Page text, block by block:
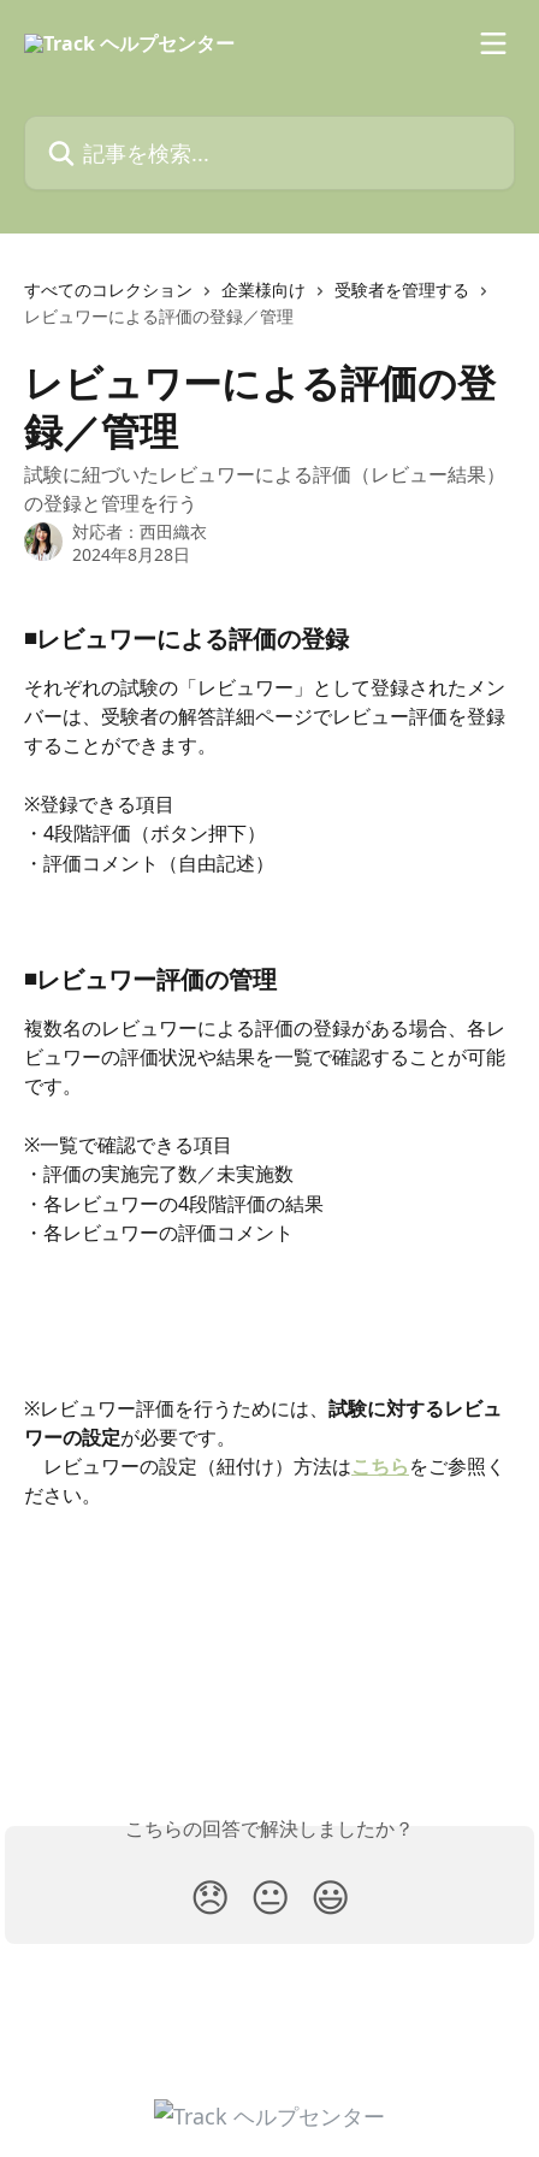
すべてのコレクション 企業様向け
受験者を管理する
レビュワーによる評価の登録／管理
レビュワーによる評価の登
録／管理
試験に紐づいたレビュワーによる評価（レビュー結果）
の登録と管理を行う
対応者： 西田織衣
2024年8月28日
◾️レビュワーによる評価の登録
それぞれの試験の「レビュワー」として登録されたメン
バーは、受験者の解答詳細ページでレビュー評価を登録
することができます。
※登録できる項目
・4段階評価（ボタン押下）
・評価コメント（自由記述）
◾️レビュワー評価の管理
複数名のレビュワーによる評価の登録がある場合、各レ
ビュワーの評価状況や結果を一覧で確認することが可能
です。
※一覧で確認できる項目
・評価の実施完了数／未実施数
・各レビュワーの4段階評価の結果
・各レビュワーの評価コメント
※レビュワー評価を行うためには、 試験に対するレビュ
ワーの設定が必要です。
レビュワーの設定（紐付け）方法はこちらをご参照く
ださい。
こちらの回答で解決しましたか？
😞 😐 😃